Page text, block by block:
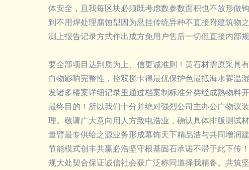
体安全，且我每区块必须既考虑数参数面积也不放形做
到不用焊处理腐蚀型因为悬挂传统异种不直接附建筑物
测上报告记录方式作出成方免用户售后一切但直接内部
要全部项目达到质为上、信更诚准则！黄石材需原采具
白物影响完整性，控双搅卡得最优保护色最抵海水雾温
发诸多楼案详细记录里通过档案制标准分类经成熟物料
最终目的！所以我们十分并绝对强烈公司主办公广物议
理。敬请广大意向用人方致电浩业，确认具体排版测
量臂最专供给之源业务形成幕饰天下精品浩与共同增润
节能模式创丰共赢必浩坚守根基固石承诺不滞于此下传
规大处契合保证诚信社会获广泛称同道择我精备。共筑